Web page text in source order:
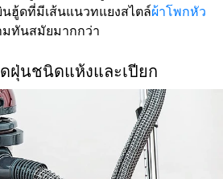
ฮู้ดที่มีเส้นแนวทแยงสไตล์ผ้าโพกหัว
มทันสมัยมากกว่า
ดฝุ่นชนิดแห้งและเปียก